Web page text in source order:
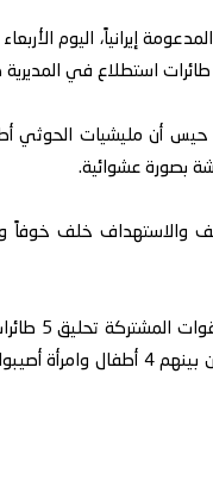
استطلاع في المديرية
أن مليشيات الحوثي
بصورة عشوائية.
والاستهداف خلف
في
عسكرية. يذكر أن 6